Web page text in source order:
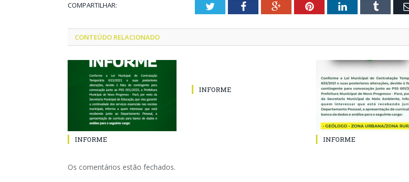
COMPARTILHAR: TwitterFacebookGoogle+PinterestLinkedInTumblr
CONTEÚDO RELACIONADO
INFORME
INFORME
INFORME
Os comentários estão fechados.